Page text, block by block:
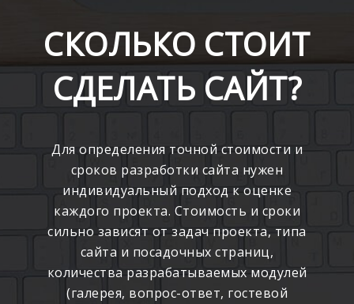
СКОЛЬКО СТОИТ
СДЕЛАТЬ САЙТ?
Для определения точной стоимости и
сроков разработки сайта нужен
индивидуальный подход к оценке
каждого проекта. Стоимость и сроки
сильно зависят от задач проекта, типа
сайта и посадочных страниц,
количества разрабатываемых модулей
(галерея, вопрос-ответ, гостевой